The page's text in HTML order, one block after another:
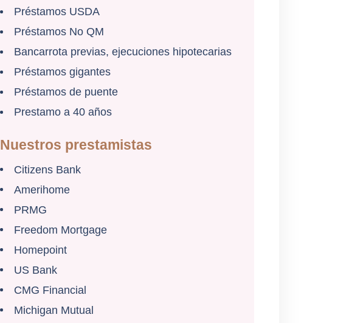
Préstamos USDA
Préstamos No QM
Bancarrota previas, ejecuciones hipotecarias
Préstamos gigantes
Préstamos de puente
Prestamo a 40 años
Nuestros prestamistas
Citizens Bank
Amerihome
PRMG
Freedom Mortgage
Homepoint
US Bank
CMG Financial
Michigan Mutual